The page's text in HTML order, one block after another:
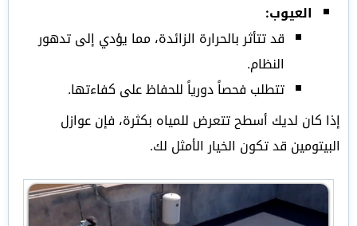
العيوب:
قد تتأثر بالحرارة الزائدة، مما يؤدي إلى تدهور
النظام.
تتطلب فحصاً دورياً للحفاظ على كفاءتها.
إذا كان لديك أسطح تتعرض للمياه بكثرة، فإن عوازل
البيتومين قد تكون الخيار الأمثل لك.